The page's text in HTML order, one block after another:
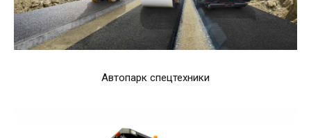
Автопарк спецтехники